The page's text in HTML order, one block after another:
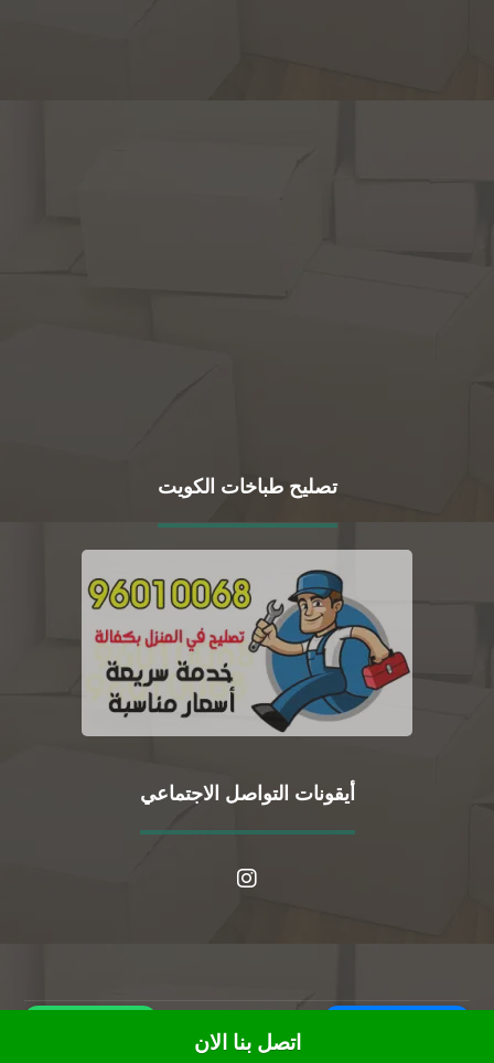
تصليح طباخات الكويت
أيقونات التواصل الاجتماعي
© حقوق النشر 2026. جميع الحقوق محفوظة.اتصل بنا الان